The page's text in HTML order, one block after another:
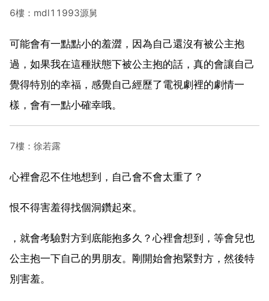
6樓：mdl11993源舅
可能會有一點點小的羞澀，因為自己還沒有被公主抱
過，如果我在這種狀態下被公主抱的話，真的會讓自己
覺得特別的幸福，感覺自己經歷了電視劇裡的劇情一
樣，會有一點小確幸哦。
7樓：徐若露
心裡會忍不住地想到，自己會不會太重了？
恨不得害羞得找個洞鑽起來。
，就會考驗對方到底能抱多久？心裡會想到，等會兒也
公主抱一下自己的男朋友。剛開始會抱緊對方，然後特
別害羞。